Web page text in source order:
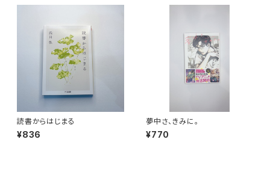
読書からはじまる
¥836
夢中さ、きみに。
¥770